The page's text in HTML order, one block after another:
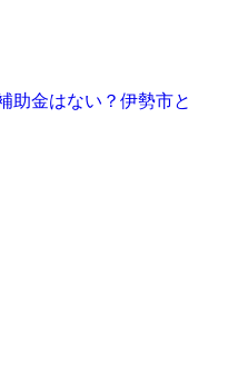
助金はない？伊勢市と